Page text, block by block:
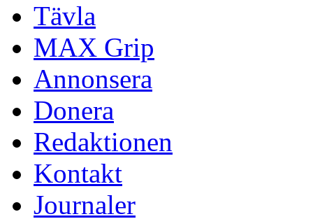
Tävla
MAX Grip
Annonsera
Donera
Redaktionen
Kontakt
Journaler